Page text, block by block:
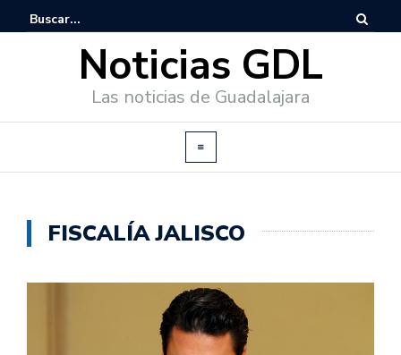
Noticias GDL
Las noticias de Guadalajara
FISCALÍA JALISCO